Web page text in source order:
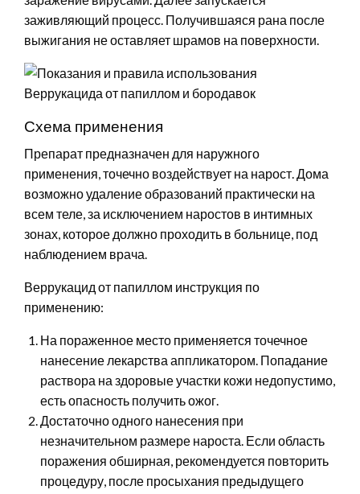
заживляющий процесс. Получившаяся рана после
выжигания не оставляет шрамов на поверхности.
Схема применения
Препарат предназначен для наружного
применения, точечно воздействует на нарост. Дома
возможно удаление образований практически на
всем теле, за исключением наростов в интимных
зонах, которое должно проходить в больнице, под
наблюдением врача.
Веррукацид от папиллом инструкция по
применению:
На пораженное место применяется точечное
нанесение лекарства аппликатором. Попадание
раствора на здоровые участки кожи недопустимо,
есть опасность получить ожог.
Достаточно одного нанесения при
незначительном размере нароста. Если область
поражения обширная, рекомендуется повторить
процедуру, после просыхания предыдущего